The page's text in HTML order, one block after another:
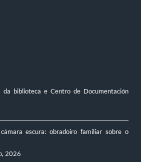
da biblioteca e Centro de Documentación
escura: obradoiro familiar sobre o
2026